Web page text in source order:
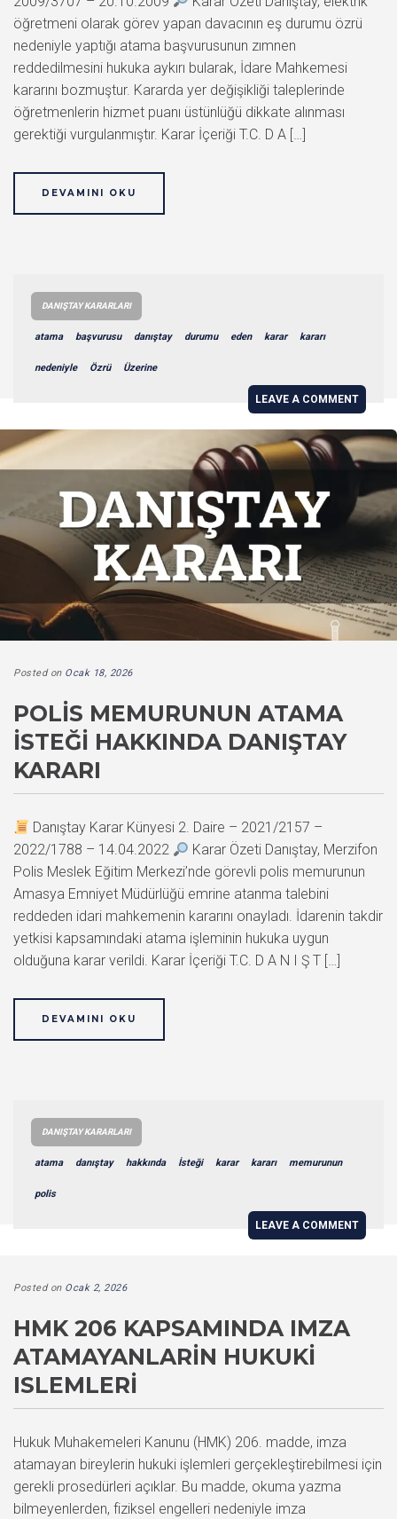
öğretmeni olarak görev yapan davacının eş durumu özrü
nedeniyle yaptığı atama başvurusunun zımnen
reddedilmesini hukuka aykırı bularak, İdare Mahkemesi
kararını bozmuştur. Kararda yer değişikliği taleplerinde
öğretmenlerin hizmet puanı üstünlüğü dikkate alınması
gerektiği vurgulanmıştır. Karar İçeriği T.C. D A […]
DEVAMINI OKU
DANIŞTAY KARARLARI
atama başvurusu danıştay durumu eden karar kararı
nedeniyle Özrü Üzerine
LEAVE A COMMENT
Posted on Ocak 18, 2026
POLIS MEMURUNUN ATAMA
İSTEĞI HAKKINDA DANIŞTAY
KARARI
Danıştay Karar Künyesi 2. Daire – 2021/2157 –
2022/1788 – 14.04.2022
Karar Özeti Danıştay, Merzifon
Polis Meslek Eğitim Merkezi’nde görevli polis memurunun
Amasya Emniyet Müdürlüğü emrine atanma talebini
reddeden idari mahkemenin kararını onayladı. İdarenin takdir
yetkisi kapsamındaki atama işleminin hukuka uygun
olduğuna karar verildi. Karar İçeriği T.C. D A N I Ş T […]
DEVAMINI OKU
DANIŞTAY KARARLARI
atama danıştay hakkında İsteği karar kararı memurunun
polis
LEAVE A COMMENT
Posted on Ocak 2, 2026
HMK 206 KAPSAMINDA IMZA
ATAMAYANLARIN HUKUKI
ISLEMLERI
Hukuk Muhakemeleri Kanunu (HMK) 206. madde, imza
atamayan bireylerin hukuki işlemleri gerçekleştirebilmesi için
gerekli prosedürleri açıklar. Bu madde, okuma yazma
bilmeyenlerden, fiziksel engelleri nedeniyle imza